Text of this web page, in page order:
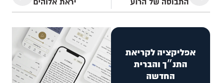
התבוסה של הרוע יראת אלוהים
אפליקציה לקריאת
התנ״ך והברית
החדשה